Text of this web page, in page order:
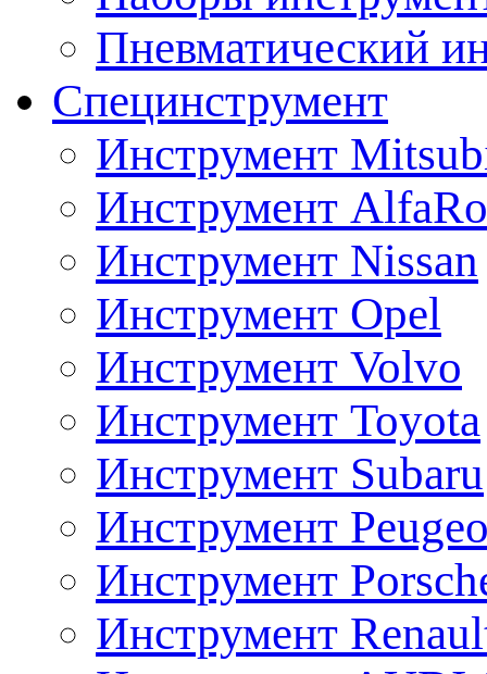
Пневматический
Специнструмент
Инструмент
Инструмент
Инструмент Nissan
Инструмент Opel
Инструмент Volvo
Инструмент Toyota
Инструмент Subaru
Инструмент
Инструмент
Инструмент